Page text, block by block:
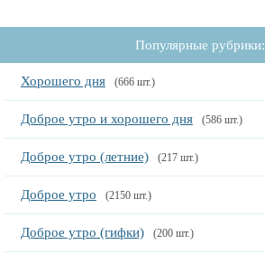
Популярные рубрики:
Хорошего дня (666 шт.)
Доброе утро и хорошего дня (586 шт.)
Доброе утро (летние) (217 шт.)
Доброе утро (2150 шт.)
Доброе утро (гифки) (200 шт.)